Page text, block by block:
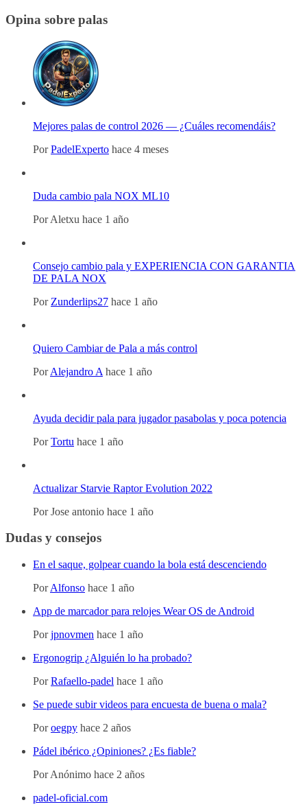
Opina sobre palas
Mejores palas de control 2026 — ¿Cuáles recomendáis?
PorPadelExperto hace 4 meses
Duda cambio pala NOX ML10
PorAletxu hace 1 año
Consejo cambio pala y EXPERIENCIA CON GARANTIA
DE PALA NOX
Por Zunderlips27 hace 1 año
Quiero Cambiar de Pala a más control
PorAlejandro A hace 1 año
Ayuda decidir pala para jugador pasabolas y poca potencia
PorTortu hace 1 año
Actualizar Starvie Raptor Evolution 2022
PorJose antonio hace 1 año
Dudas y consejos
En el saque, golpear cuando la bola está descenciendo
PorAlfonso hace 1 año
App de marcador para relojes Wear OS de Android
Porjpnovmen hace 1 año
Ergonogrip ¿Alguién lo ha probado?
PorRafaello-padel hace 1 año
Se puede subir videos para encuesta de buena o mala?
Poroegpy hace 2 años
Pádel ibérico ¿Opiniones? ¿Es fiable?
PorAnónimo hace 2 años
padel-oficial.com